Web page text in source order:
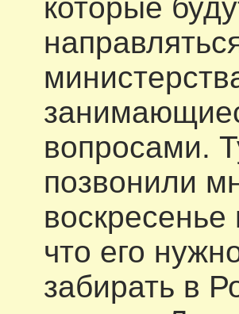
которые
вопросами.
позвонили
что его
забирать в